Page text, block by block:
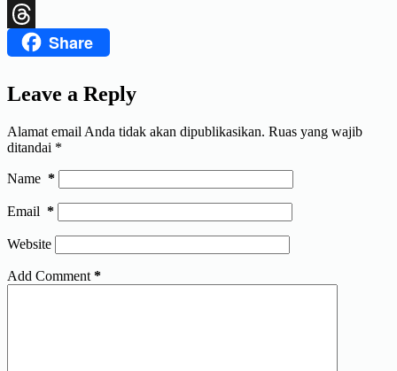
X
ThreadsShare
Leave a Reply
Alamat email Anda tidak akan dipublikasikan. Ruas yang wajib
ditandai *
Name *
Email *
Website
Add Comment *